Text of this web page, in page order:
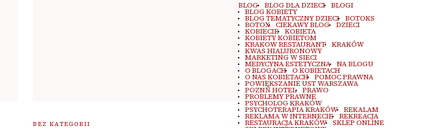
BEZ KATEGORII
BLOG BLOG DLA DZIECI BLOGI
BLOG KOBIETY
BLOG TEMATYCZNY DZIECI BOTOKS
BOTOX CIEKAWY BLOG DZIECI
KOBIECIE KOBIETA
KOBIETY KOBIETOM
KRAKOW RESTAURANT KRAKÓW
KWAS HIALURONOWY
MARKETING W SIECI
MEDYCYNA ESTETYCZNA NA BLOGU
O BLOGACH O KOBIETACH
O NAS KOBIETACH POMOC PRAWNA
POWIĘKSZANIE UST WARSZAWA
POZNŃ HOTEL PRAWO
PROBLEMY PRAWNE
PSYCHOLOG KRAKÓW
PSYCHOTERAPIA KRAKÓW REKALAM
REKLAMA W INTERNECIE REKREACJA
RESTAURACJA KRAKÓW SKLEP ONLINE